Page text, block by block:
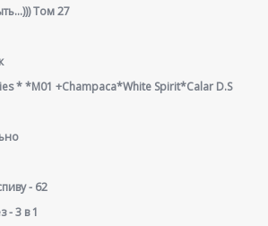
Том 27
* *M01 +Champaca*White Spirit*Calar D.S
- 62
- 3 в 1